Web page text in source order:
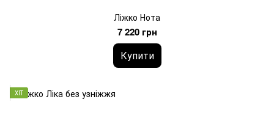
Ліжко Нота
7 220 грн
Купити
ХІТ